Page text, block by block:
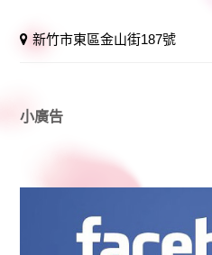
新竹市東區金山街187號
小廣告